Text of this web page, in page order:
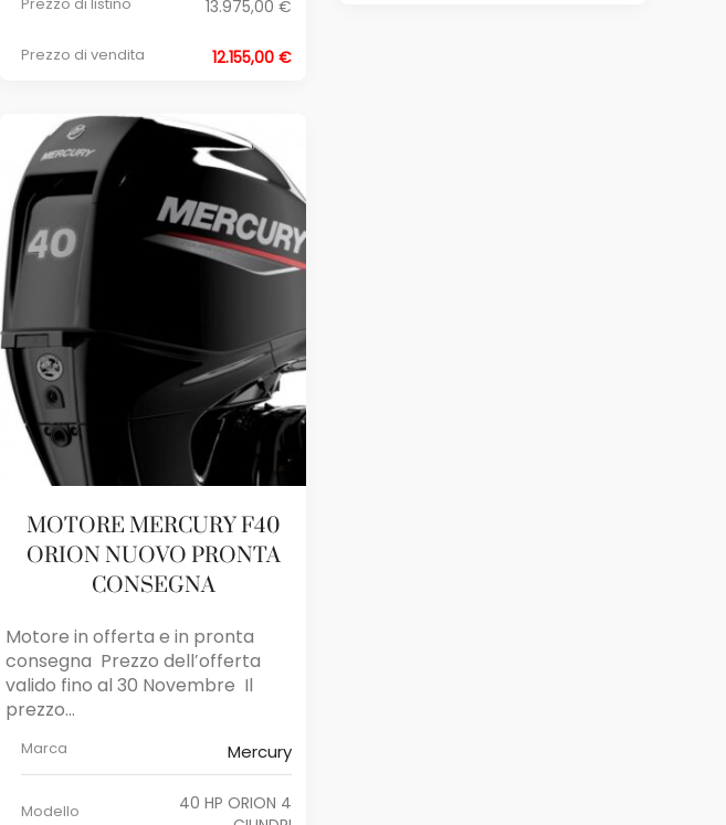
13.975,00 €
Prezzo di vendita 12.155,00 €
MOTORE MERCURY F40
ORION NUOVO PRONTA
CONSEGNA
Motore in offerta e in pronta
consegna Prezzo dell’offerta
valido fino al 30 Novembre Il
prezzo...
Marca Mercury
Modello
40 HP ORION 4